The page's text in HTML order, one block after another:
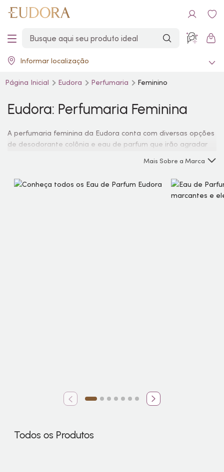
Informar localização
Página Inicial Eudora Perfumaria Feminino
Eudora: Perfumaria Feminina
A perfumaria feminina da Eudora conta com diversas opções
de desodorante colônia e eau de parfum que irão agradar
uma fragrância delicada até as que curtem algo sensual.
Confira, escolha o seu e receba em casa!
Mais Sobre a Marca
Todos os Produtos